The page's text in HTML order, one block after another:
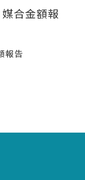
合金額報
報告